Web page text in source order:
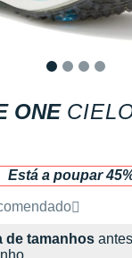
ONE
Está a poupar
pela
de tamanhos